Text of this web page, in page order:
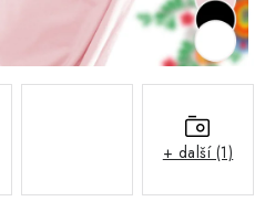
+ další (1)